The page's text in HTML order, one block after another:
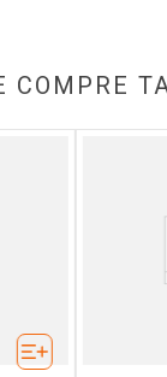
COMPRE